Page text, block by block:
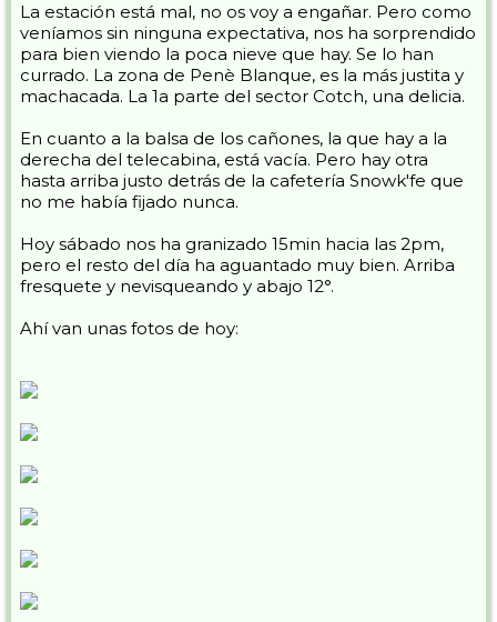
La estación está mal, no os voy a engañar. Pero como
veníamos sin ninguna expectativa, nos ha sorprendido
para bien viendo la poca nieve que hay. Se lo han
currado. La zona de Penè Blanque, es la más justita y
machacada. La 1a parte del sector Cotch, una delicia.
En cuanto a la balsa de los cañones, la que hay a la
derecha del telecabina, está vacía. Pero hay otra
hasta arriba justo detrás de la cafetería Snowk'fe que
no me había fijado nunca.
Hoy sábado nos ha granizado 15min hacia las 2pm,
pero el resto del día ha aguantado muy bien. Arriba
fresquete y nevisqueando y abajo 12°.
Ahí van unas fotos de hoy: